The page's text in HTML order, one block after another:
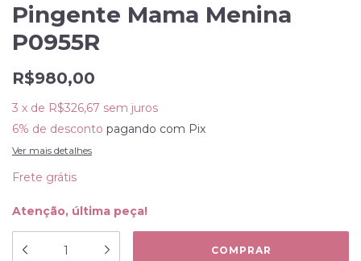
Pingente Mama Menina
P0955R
R$980,00
3 x de R$326,67 sem juros
6% de desconto pagando com Pix
Ver mais detalhes
Frete grátis
Atenção, última peça!